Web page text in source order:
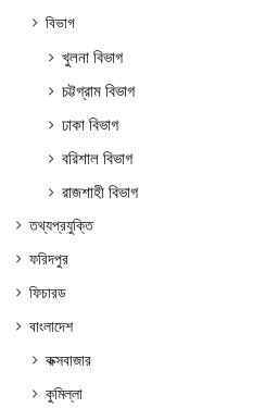
বিভাগ
খুলনা বিভাগ
চট্টগ্রাম বিভাগ
ঢাকা বিভাগ
বরিশাল বিভাগ
রাজশাহী বিভাগ
তথ্যপ্রযুক্তি
ফরিদপুর
ফিচারড
বাংলাদেশ
কক্সবাজার
কুমিল্লা